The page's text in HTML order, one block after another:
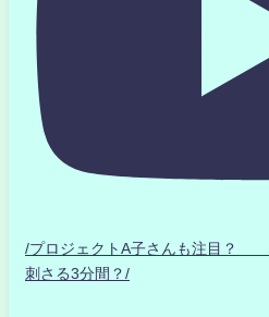
/プロジェクトA子さんも注目？
刺さる3分間？/